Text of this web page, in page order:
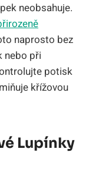
neobsahuje.
naprosto bez
nebo při
potisk
křížovou
Lupínky